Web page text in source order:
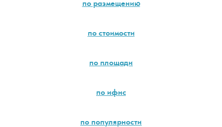
по размещению
по стоимости
по площади
по ифнс
по популярности